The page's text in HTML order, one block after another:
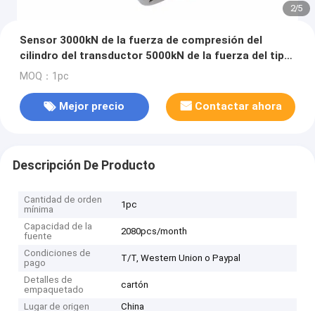
2/5
Sensor 3000kN de la fuerza de compresión del
cilindro del transductor 5000kN de la fuerza del tipo
de columna
MOQ：1pc
Mejor precio Contactar ahora
Descripción De Producto
Cantidad de orden
mínima
1pc
Capacidad de la
fuente
2080pcs/month
Condiciones de
pago
T/T, Western Union o Paypal
Detalles de
empaquetado
cartón
Lugar de origen China